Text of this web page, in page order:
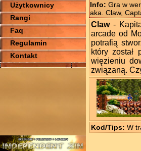
Użytkownicy
Rangi
Faq
Regulamin
Kontakt
Info: Gra w
aka. Claw,
Claw-
arcade od
potrafią
który został
więzieniu
związaną.
Kod/Tips: W